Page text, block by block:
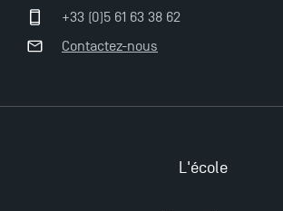
+33 (0)5 61 63 38 62
Contactez-nous
L'école